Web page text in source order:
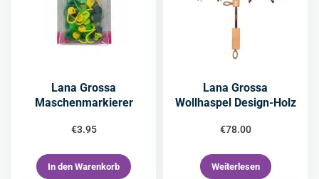
Lana Grossa
Maschenmarkierer
€3.95
In den Warenkorb
Lana Grossa
Wollhaspel Design-Holz
€78.00
Weiterlesen